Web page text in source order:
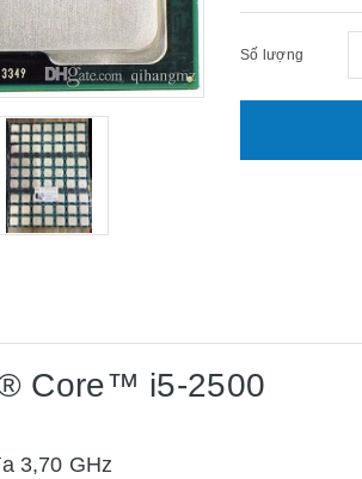
Số lượng
Core™ i5-2500
3,70 GHz